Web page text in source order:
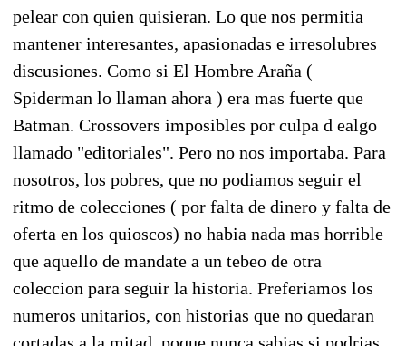
pelear con quien quisieran. Lo que nos permitia
mantener interesantes, apasionadas e irresolubres
discusiones. Como si El Hombre Araña (
Spiderman lo llaman ahora ) era mas fuerte que
Batman. Crossovers imposibles por culpa d ealgo
llamado "editoriales". Pero no nos importaba. Para
nosotros, los pobres, que no podiamos seguir el
ritmo de colecciones ( por falta de dinero y falta de
oferta en los quioscos) no habia nada mas horrible
que aquello de mandate a un tebeo de otra
coleccion para seguir la historia. Preferiamos los
numeros unitarios, con historias que no quedaran